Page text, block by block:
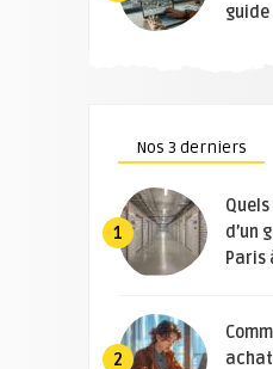
guide
Nos 3 derniers
1
d’un
Paris
2